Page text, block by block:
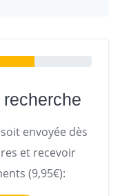
envoyée dès
et recevoir
(9,95€):